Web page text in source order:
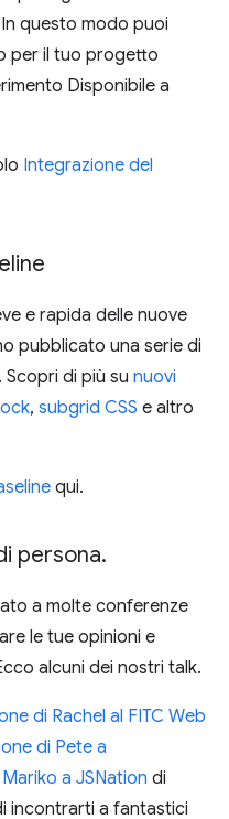
questo modo puoi
per il tuo progetto
Disponibile a
Integrazione del
e rapida delle nuove
pubblicato una serie di
di più su nuovi
, subgrid CSS e altro
qui.
persona.
a molte conferenze
le tue opinioni e
alcuni dei nostri talk.
di Rachel al FITC Web
di Pete a
a JSNation di
incontrarti a fantastici